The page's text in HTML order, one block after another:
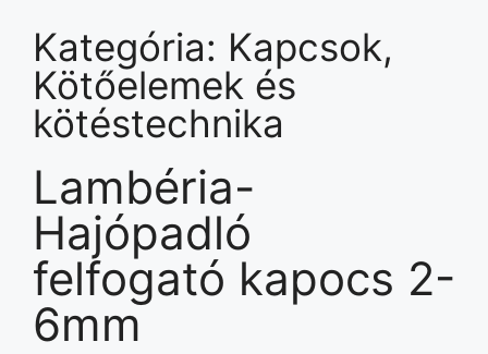
Kategória: Kapcsok,
Kötőelemek és
kötéstechnika
Lambéria-
Hajópadló
felfogató kapocs 2-
6mm